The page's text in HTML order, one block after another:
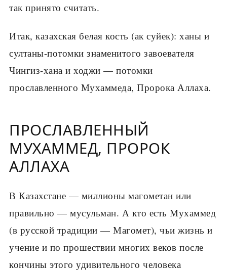
так принято считать.
Итак, казахская белая кость (ак суйек): ханы и
султаны-потомки знаменитого завоевателя
Чингиз-хана и ходжи — потомки
прославленного Мухаммеда, Пророка Аллаха.
ПРОСЛАВЛЕННЫЙ
МУХАММЕД, ПРОРОК
АЛЛАХА
В Казахстане — миллионы магометан или
правильно — мусульман. А кто есть Мухаммед
(в русской традиции — Магомет), чьи жизнь и
учение и по прошествии многих веков после
кончины этого удивительного человека